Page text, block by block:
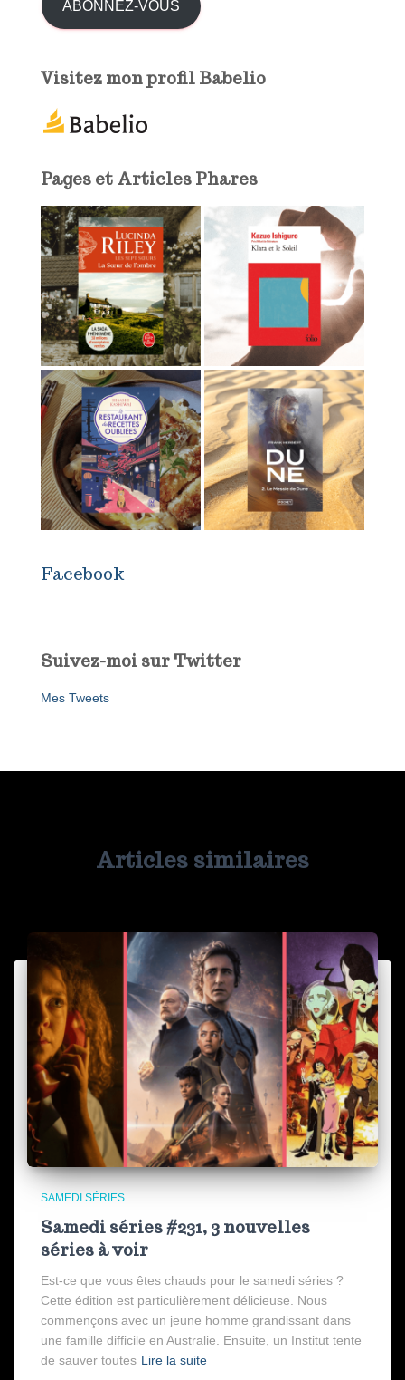
s
s
a
ABONNEZ-VOUS
Visitez mon profil Babelio
Pages et Articles Phares
Facebook
Suivez-moi sur Twitter
Mes Tweets
Articles similaires
SAMEDI SÉRIES
Samedi séries #231, 3 nouvelles
séries à voir
Est-ce que vous êtes chauds pour le samedi séries ?
Cette édition est particulièrement délicieuse. Nous
commençons avec un jeune homme grandissant dans
une famille difficile en Australie. Ensuite, un Institut tente
de sauver toutes Lire la suite